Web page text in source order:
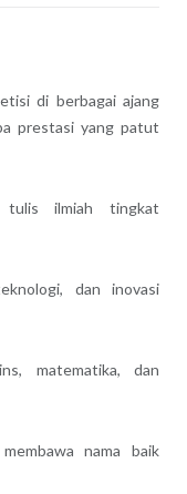
di berbagai ajang
prestasi yang patut
ilmiah tingkat
dan inovasi
matematika, dan
nama baik